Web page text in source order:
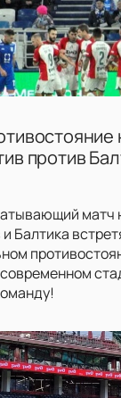
против
Балтика